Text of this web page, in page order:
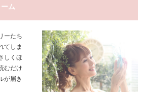
ム
ーたち
てしま
しくほ
むだけ
が届き